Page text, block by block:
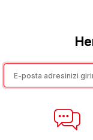
Görüş ve önerileriniz
Ürün resmi kalitesiz,
Ürün fiyatı diğer